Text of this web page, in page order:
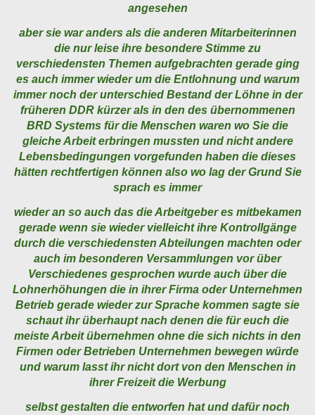
angesehen
aber sie war anders als die anderen Mitarbeiterinnen
die nur leise ihre besondere Stimme zu
verschiedensten Themen aufgebrachten gerade ging
es auch immer wieder um die Entlohnung und warum
immer noch der unterschied Bestand der Löhne in der
früheren DDR kürzer als in den des übernommenen
BRD Systems für die Menschen waren wo Sie die
gleiche Arbeit erbringen mussten und nicht andere
Lebensbedingungen vorgefunden haben die dieses
hätten rechtfertigen können also wo lag der Grund Sie
sprach es immer
wieder an so auch das die Arbeitgeber es mitbekamen
gerade wenn sie wieder vielleicht ihre Kontrollgänge
durch die verschiedensten Abteilungen machten oder
auch im besonderen Versammlungen vor über
Verschiedenes gesprochen wurde auch über die
Lohnerhöhungen die in ihrer Firma oder Unternehmen
Betrieb gerade wieder zur Sprache kommen sagte sie
schaut ihr überhaupt nach denen die für euch die
meiste Arbeit übernehmen ohne die sich nichts in den
Firmen oder Betrieben Unternehmen bewegen würde
und warum lasst ihr nicht dort von den Menschen in
ihrer Freizeit die Werbung
selbst gestalten die entworfen hat und dafür noch